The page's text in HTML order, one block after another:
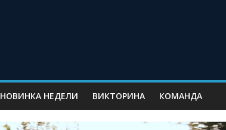
НОВИНКА НЕДЕЛИ ВИКТОРИНА КОМАНДА